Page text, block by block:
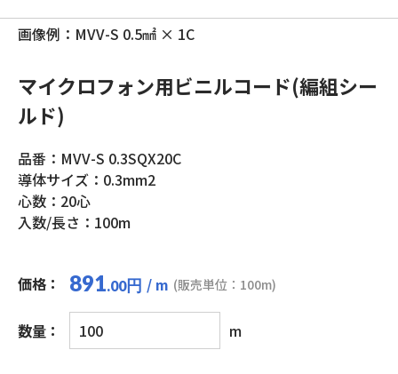
画像例：MVV-S 0.5㎟ × 1C
マイクロフォン用ビニルコード(編組シー
ルド)
品番：MVV-S 0.3SQX20C
導体サイズ：0.3mm2
心数：20心
入数/長さ：100m
価格： 891.00円 / m (販売単位：100m)
数量：
マ
イ
m